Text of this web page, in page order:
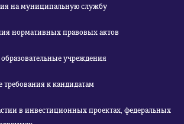
на муниципальную службу
нормативных правовых актов
учреждения
к кандидатам
в инвестиционных проектах, федеральных